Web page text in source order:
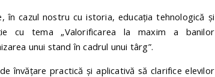
în cazul nostru cu istoria, educația tehnologică și
cu tema „Valorificarea la maxim a banilor
unui stand în cadrul unui târg”.
învățare practică și aplicativă să clarifice elevilor